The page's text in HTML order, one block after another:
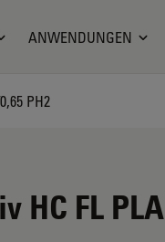
ANWENDUNGEN
PH2
HC FL